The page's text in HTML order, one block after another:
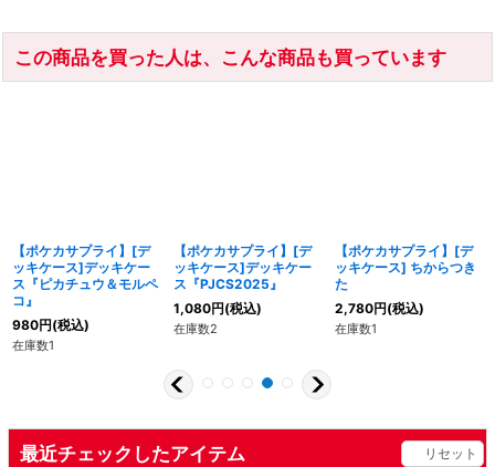
この商品を買った人は、こんな商品も買っています
【ポケカサプライ】[デ
ッキケース]デッキケー
ス『ピカチュウ＆モルペ
コ』
980円(税込)
在庫数1
【ポケカサプライ】[デ
ッキケース]デッキケー
ス『PJCS2025』
1,080円(税込)
在庫数2
【ポケカサプライ】[デ
ッキケース] ちからつき
た
2,780円(税込)
在庫数1
最近チェックしたアイテム リセット